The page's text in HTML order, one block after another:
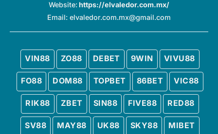
Website:https://elvaledor.com.mx/
Email: elvaledor.com.mx@gmail.com
VIN88 ZO88 DEBET 9WIN VIVU88
FO88 DOM88 TOPBET 86BET VIC88
RIK88 ZBET SIN88 FIVE88 RED88
SV88 MAY88 UK88 SKY88 MIBET